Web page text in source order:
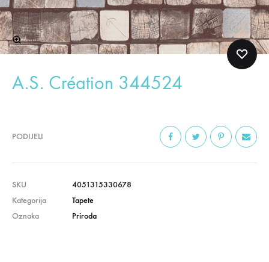
A.S. Création 344524
PODIJELI
SKU
4051315330678
Kategorija
Tapete
Oznaka
Priroda